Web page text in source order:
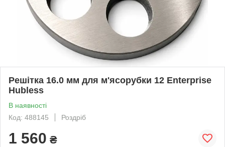
Решітка 16.0 мм для м'ясорубки 12 Enterprise
Hubless
В наявності
Код: 488145
Роздріб
1 560 ₴